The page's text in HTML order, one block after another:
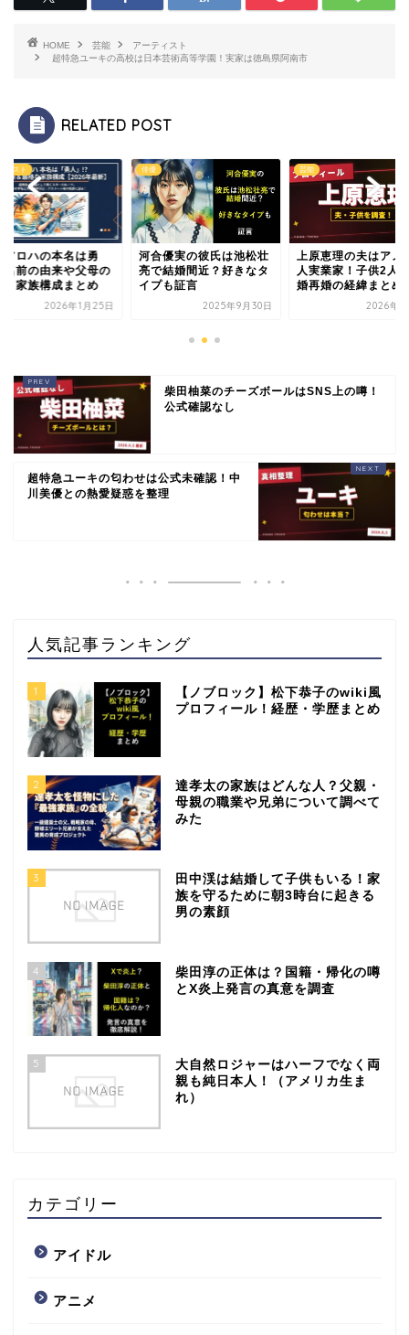
HOME 芸能
アーティスト
超特急ユーキの高校は日本芸術高等学園！実家は徳島県阿南市
RELATED POST
ィスト
アロハの本名は勇
名前の由来や父母の
、家族構成まとめ
2026年1月25日
俳優
河合優実の彼氏は池松壮
亮で結婚間近？好きなタ
イプも証言
2025年9月30日
芸能
上原恵理の夫はアメ
人実業家！子供2人
婚再婚の経緯まとめ
2026年5
柴田柚菜のチーズボールはSNS上の噂！
公式確認なし
超特急ユーキの匂わせは公式未確認！中
川美優との熱愛疑惑を整理
人気記事ランキング
1
【ノブロック】松下恭子のwiki風
プロフィール！経歴・学歴まとめ
2
達孝太の家族はどんな人？父親・
母親の職業や兄弟について調べて
みた
3
田中渓は結婚して子供もいる！家
族を守るために朝3時台に起きる
男の素顔
4
柴田淳の正体は？国籍・帰化の噂
とX炎上発言の真意を調査
5
大自然ロジャーはハーフでなく両
親も純日本人！（アメリカ生ま
れ）
カテゴリー
アイドル
アニメ